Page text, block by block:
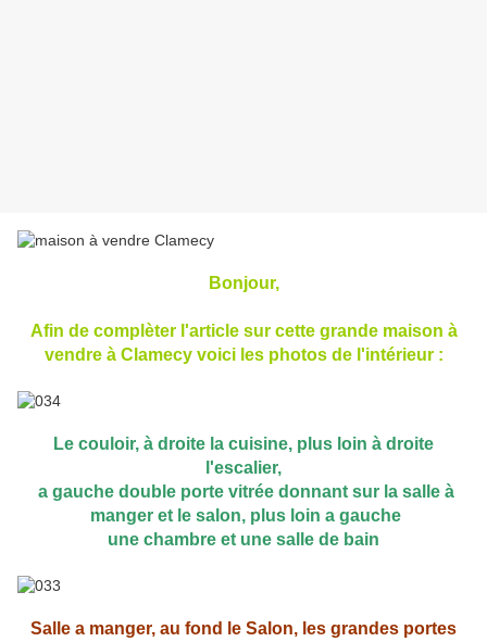
Bonjour,
Afin de complèter l'article sur cette grande maison à
vendre à Clamecy voici les photos de l'intérieur :
Le couloir, à droite la cuisine, plus loin à droite
l'escalier,
a gauche double porte vitrée donnant sur la salle à
manger et le salon, plus loin a gauche
une chambre et une salle de bain
Salle a manger, au fond le Salon, les grandes portes